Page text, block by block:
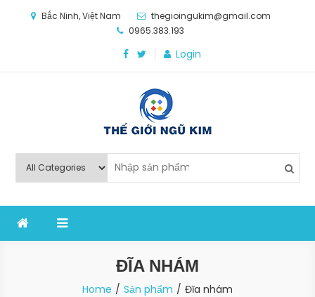
Bắc Ninh, Việt Nam
thegioingukim@gmail.com
0965.383.193
Login
Thế Giới Ngũ Kim
nghiệp sản xuất
ĐĨA NHÁM
Home Sản phẩm Đĩa nhám